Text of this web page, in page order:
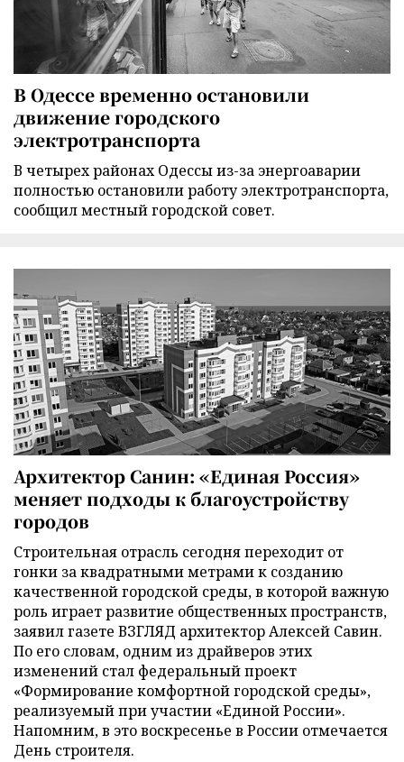
В Одессе временно остановили
движение городского
электротранспорта
В четырех районах Одессы из-за энергоаварии
полностью остановили работу электротранспорта,
сообщил местный городской совет.
Архитектор Санин: «Единая Россия»
меняет подходы к благоустройству
городов
Строительная отрасль сегодня переходит от
гонки за квадратными метрами к созданию
качественной городской среды, в которой важную
роль играет развитие общественных пространств,
заявил газете ВЗГЛЯД архитектор Алексей Савин.
По его словам, одним из драйверов этих
изменений стал федеральный проект
«Формирование комфортной городской среды»,
реализуемый при участии «Единой России».
Напомним, в это воскресенье в России отмечается
День строителя.